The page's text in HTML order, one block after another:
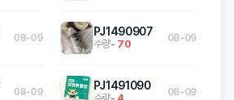
08-09 PJ1490907
수량- 70
08-09
08-09 PJ1491090 08-09